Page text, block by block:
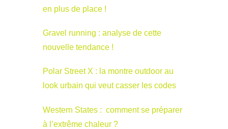
en plus de place !
Gravel running : analyse de cette
nouvelle tendance !
Polar Street X : la montre outdoor au
look urbain qui veut casser les codes
Western States : comment se préparer
à l’extrême chaleur ?